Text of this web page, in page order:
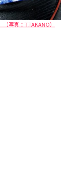
写真：T.TAKANO）